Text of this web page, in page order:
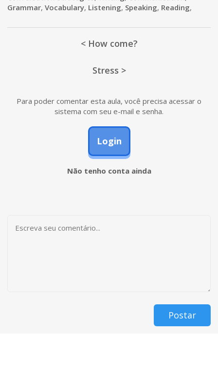
Grammar, Vocabulary, Listening, Speaking, Reading,
< How come?
Stress >
Para poder comentar esta aula, você precisa acessar o
sistema com seu e-mail e senha.
Login
Não tenho conta ainda
Postar